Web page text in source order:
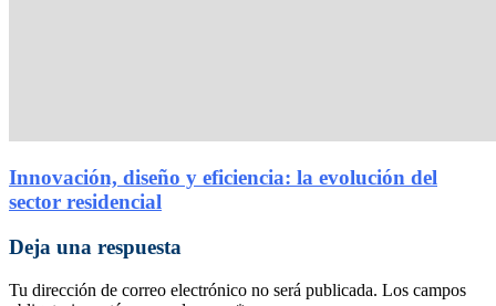
Innovación, diseño y eficiencia: la evolución del
sector residencial
Deja una respuesta
Tu dirección de correo electrónico no será publicada. Los campos